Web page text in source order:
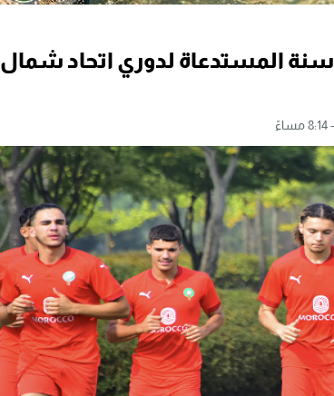
لائحة المنتخب المغربي لأقل من 20 سنة المستدعاة لدوري اتحاد شمال